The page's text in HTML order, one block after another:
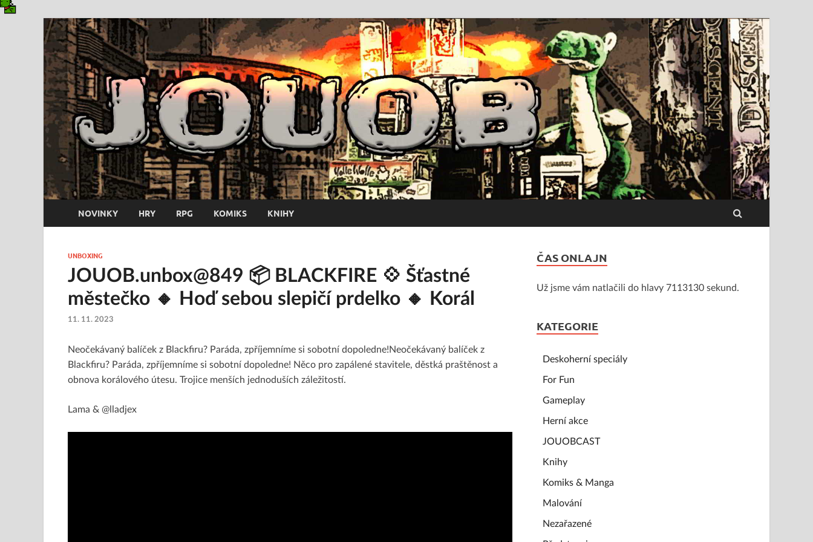
NOVINKY HRY RPG KOMIKS KNIHY
UNBOXING
JOUOB.unbox@849 📦 BLACKFIRE 💠 Šťastné
městečko 🔸 Hoď sebou slepičí prdelko 🔸 Korál
11. 11. 2023
Neočekávaný balíček z Blackfiru? Paráda, zpříjemníme si sobotní dopoledne!Neočekávaný balíček z
Blackfiru? Paráda, zpříjemníme si sobotní dopoledne! Něco pro zapálené stavitele, děstká praštěnost a
obnova korálového útesu. Trojice menších jednoduších záležitostí.
Lama & @lladjex
ČAS ONLAJN
Už jsme vám natlačili do hlavy 7113130 sekund.
KATEGORIE
Deskoherní speciály
For Fun
Gameplay
Herní akce
JOUOBCAST
Knihy
Komiks & Manga
Malování
Nezařazené